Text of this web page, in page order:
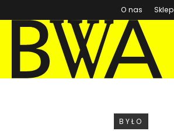
O nas Sklep
BWA Wrocław
Galerie Sztuki Współczesnej
WYDARZENIE
BYŁO